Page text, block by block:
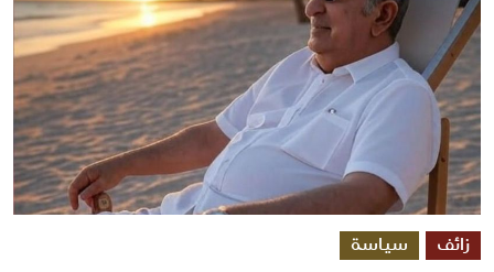
زائف سياسة